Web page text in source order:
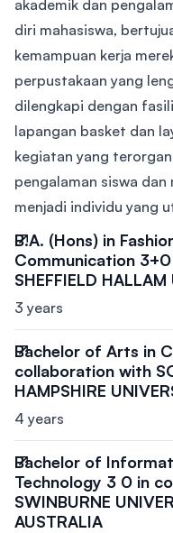
akademik dan
diri mahasiswa,
kemampuan kerja
perpustakaan yang
dilengkapi dengan
lapangan basket dan
kegiatan yang
pengalaman siswa
menjadi individu yang
B.A. (Hons) in
Communication
SHEFFIELD
3 years
Bachelor of Arts in
collaboration with
HAMPSHIRE
4 years
Bachelor of
Technology 3 0 in
SWINBURNE
AUSTRALIA